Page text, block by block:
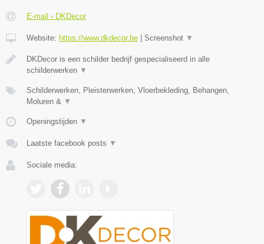
E-mail › DKDecor
Website: https://www.dkdecor.be Screenshot ▼
DKDecor is een schilder bedrijf gespecialiseerd in alle
schilderwerken ▼
Schilderwerken, Pleisterwerken, Vloerbekleding, Behangen,
Moluren & ▼
Openingstijden ▼
Laatste facebook posts ▼
Sociale media: